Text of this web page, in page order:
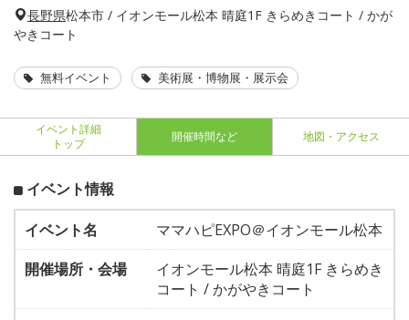
長野県松本市 / イオンモール松本 晴庭1F きらめきコート / かが
やきコート
無料イベント 美術展・博物展・展示会
イベント詳細
トップ
開催時間など 地図・アクセス
イベント情報
イベント名
ママハピEXPO＠イオンモール松本
開催場所・会場
イオンモール松本 晴庭1F きらめき
コート / かがやきコート